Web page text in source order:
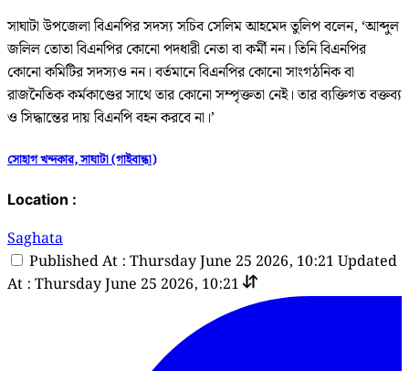
সাঘাটা উপজেলা বিএনপির সদস্য সচিব সেলিম আহমেদ তুলিপ বলেন, ‘আব্দুল
জলিল তোতা বিএনপির কোনো পদধারী নেতা বা কর্মী নন। তিনি বিএনপির
কোনো কমিটির সদস্যও নন। বর্তমানে বিএনপির কোনো সাংগঠনিক বা
রাজনৈতিক কর্মকাণ্ডের সাথে তার কোনো সম্পৃক্ততা নেই। তার ব্যক্তিগত বক্তব্য
ও সিদ্ধান্তের দায় বিএনপি বহন করবে না।’
সোহাগ খন্দকার, সাঘাটা (গাইবান্ধা)
Location :
Saghata
Published At : Thursday June 25 2026, 10:21 Updated
At : Thursday June 25 2026, 10:21